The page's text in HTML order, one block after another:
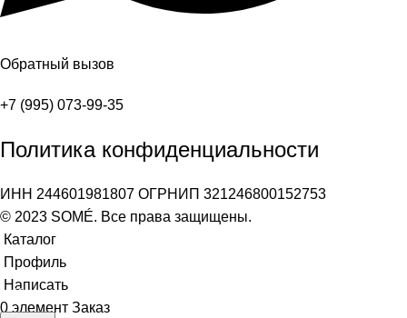
Обратный вызов
+7 (995) 073-99-35
Политика конфиденциальности
ИНН 244601981807 ОГРНИП 321246800152753
© 2023 SOMÉ. Все права защищены.
Каталог
Профиль
Написать
0 элемент Заказ